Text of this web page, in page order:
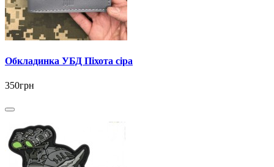
Обкладинка УБД Піхота сіра
350грн